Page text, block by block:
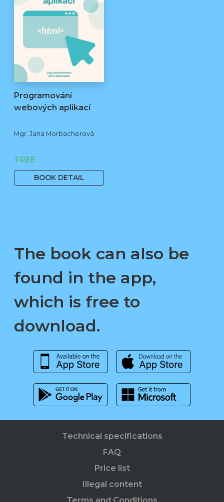
Programování
webových aplikací
Mgr. Jana Morbacherová
FREE
BOOK DETAIL
The book can also be
found in the app,
which is free to
download.
Technical specifications
FAQ
Price list
Illegal content